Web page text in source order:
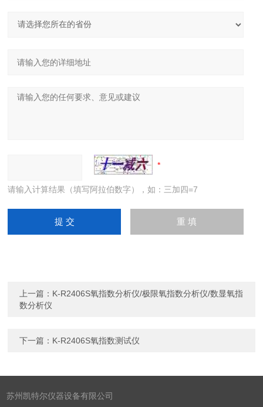
请输入计算结果（填写阿拉伯数字），如：三加四=7
上一篇： K-R2406S氧指数分析仪/极限氧指数分析仪/数显氧指
数分析仪
下一篇： K-R2406S氧指数测试仪
苏州凯特尔仪器设备有限公司